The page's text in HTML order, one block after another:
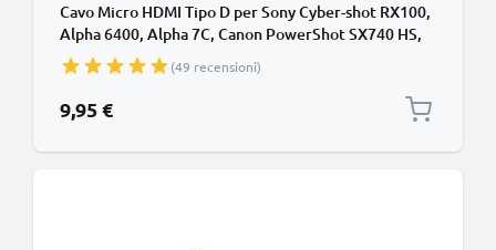
Cavo Micro HDMI Tipo D per Sony Cyber-shot RX100,
Alpha 6400, Alpha 7C, Canon PowerShot SX740 HS,
PowerShot G7 X Mark II TV, DVD, Blu-Ray,
fotocamera, monitor, lunghezza 1.5m trasmissione
segnale video & audio impeccabile
(49 recensioni)
9,95 €